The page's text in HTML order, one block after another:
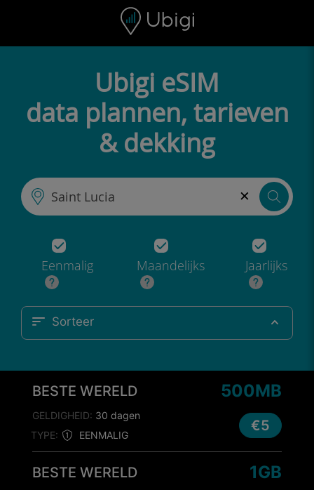
Navigatiebalk Voettekst
Ubigi eSIM
data plannen, tarieven
& dekking
×
Eenmalig Maandelijks Jaarlijks
Sorteer
BESTE WERELD
TYPE: EENMALIG
500MB
GELDIGHEID: 30 dagen
€5
BESTE WERELD 1GB